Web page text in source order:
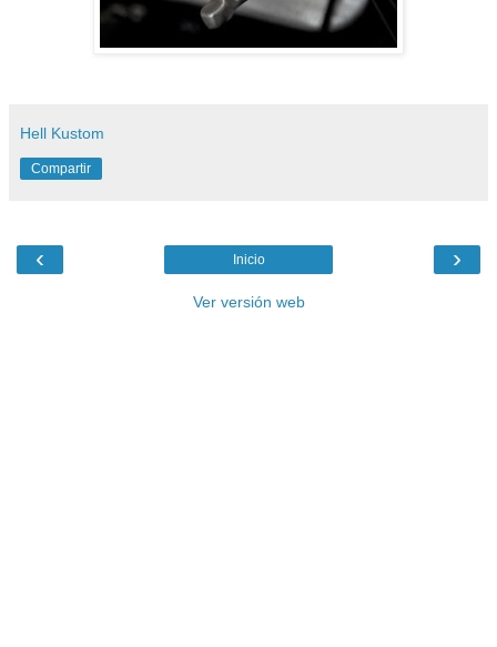
Hell Kustom
Compartir
‹ ›
Inicio
Ver versión web